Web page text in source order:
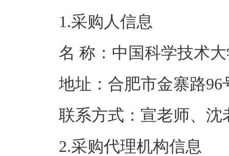
1.采购人信息
名 称：中国科
地址：合肥
联系方式：宣老
2.采购代理机构信息